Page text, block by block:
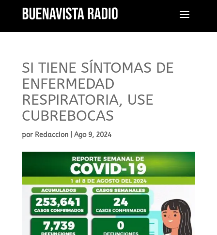
SI TIENE SÍNTOMAS DE
ENFERMEDAD
RESPIRATORIA, USE
CUBREBOCAS
por Redaccion| Ago 9, 2024